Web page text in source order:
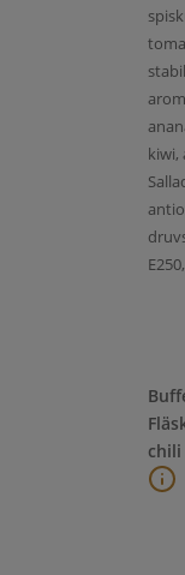
kiwi,